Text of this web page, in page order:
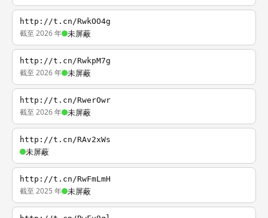
http://t.cn/RwkOO4g
截至 2026 年 未屏蔽
http://t.cn/RwkpM7g
截至 2026 年 未屏蔽
http://t.cn/RwerOwr
截至 2026 年 未屏蔽
http://t.cn/RAv2xWs
未屏蔽
http://t.cn/RwFmLmH
截至 2025 年 未屏蔽